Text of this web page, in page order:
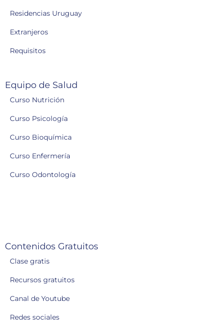
Residencias Uruguay
Extranjeros
Requisitos
Equipo de Salud
Curso Nutrición
Curso Psicología
Curso Bioquímica
Curso Enfermería
Curso Odontología
Contenidos Gratuitos
Clase gratis
Recursos gratuitos
Canal de Youtube
Redes sociales